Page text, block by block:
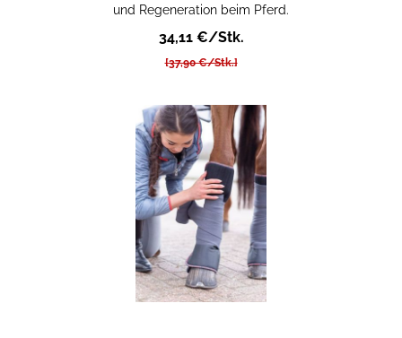
und Regeneration beim Pferd.
34,11 €/Stk.
[37,90 €/Stk.]